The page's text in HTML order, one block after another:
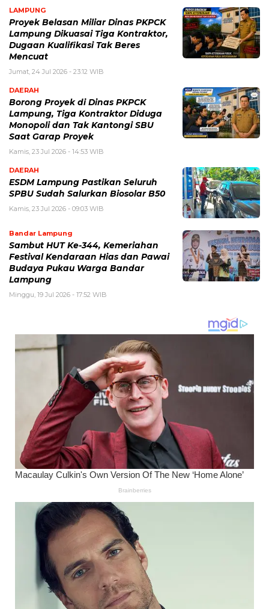
LAMPUNG
Proyek Belasan Miliar Dinas PKPCK
Lampung Dikuasai Tiga Kontraktor,
Dugaan Kualifikasi Tak Beres
Mencuat
Jumat, 24 Jul 2026 - 23:12 WIB
DAERAH
Borong Proyek di Dinas PKPCK
Lampung, Tiga Kontraktor Diduga
Monopoli dan Tak Kantongi SBU
Saat Garap Proyek
Kamis, 23 Jul 2026 - 14:53 WIB
DAERAH
ESDM Lampung Pastikan Seluruh
SPBU Sudah Salurkan Biosolar B50
Kamis, 23 Jul 2026 - 09:03 WIB
Bandar Lampung
Sambut HUT Ke-344, Kemeriahan
Festival Kendaraan Hias dan Pawai
Budaya Pukau Warga Bandar
Lampung
Minggu, 19 Jul 2026 - 17:52 WIB